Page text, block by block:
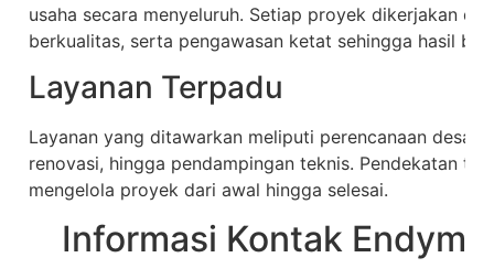
usaha secara menyeluruh. Setiap proyek dikerjakan
berkualitas, serta pengawasan ketat sehingga hasil
Layanan Terpadu
Layanan yang ditawarkan meliputi perencanaan
renovasi, hingga pendampingan teknis. Pendekatan
mengelola proyek dari awal hingga selesai.
Informasi Kontak